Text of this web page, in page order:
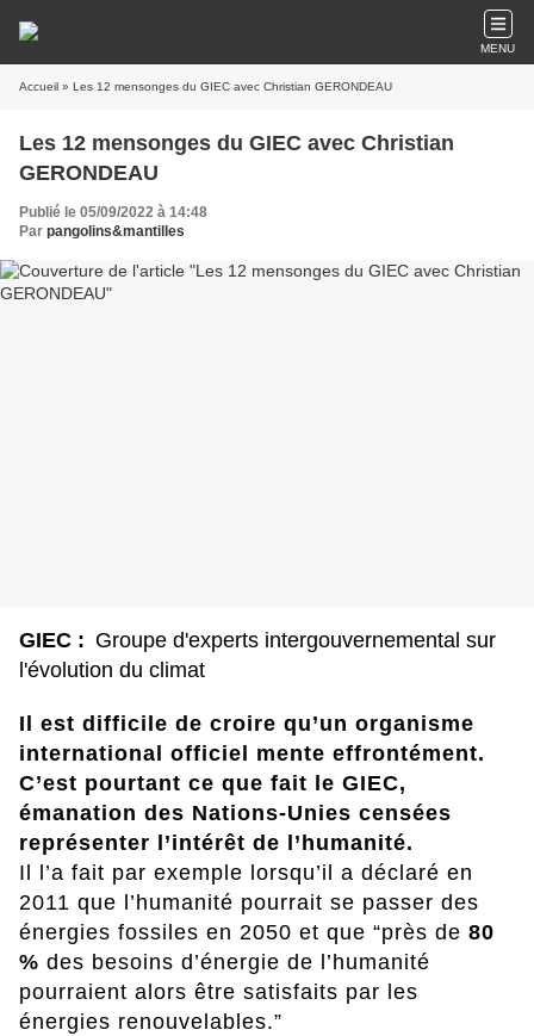
MENU
Accueil » Les 12 mensonges du GIEC avec Christian GERONDEAU
Les 12 mensonges du GIEC avec Christian
GERONDEAU
Publié le 05/09/2022 à 14:48
Par pangolins&mantilles
GIEC : Groupe d'experts intergouvernemental sur
l'évolution du climat
Il est difficile de croire qu’un organisme
international officiel mente effrontément.
C’est pourtant ce que fait le GIEC,
émanation des Nations-Unies censées
représenter l’intérêt de l’humanité.
Il l’a fait par exemple lorsqu’il a déclaré en
2011 que l’humanité pourrait se passer des
énergies fossiles en 2050 et que “près de 80
% des besoins d’énergie de l’humanité
pourraient alors être satisfaits par les
énergies renouvelables.”